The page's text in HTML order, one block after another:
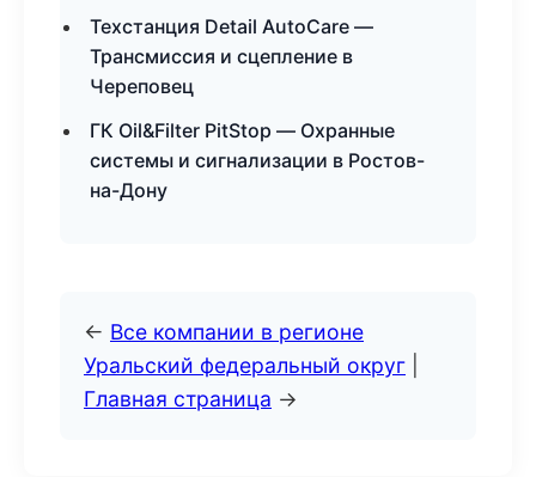
Техстанция Detail AutoCare —
Трансмиссия и сцепление в
Череповец
ГК Oil&Filter PitStop — Охранные
системы и сигнализации в Ростов-
на-Дону
← Все компании в регионе
Уральский федеральный округ
Главная страница →